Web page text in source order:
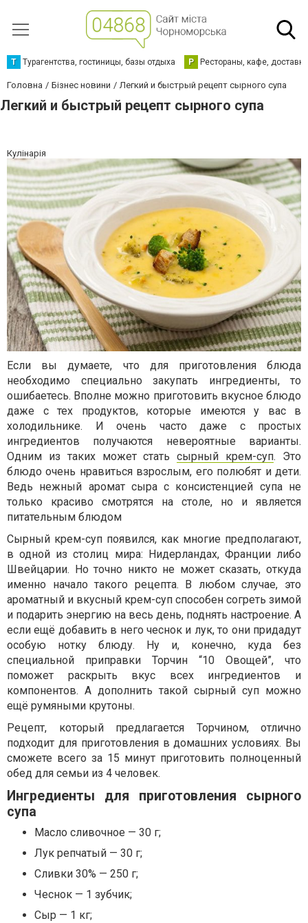
Т Турагентства, гостиницы, базы отдыха Р Рестораны, кафе,
Головна Бізнес новини Легкий и быстрый рецепт сырного супа
Легкий и быстрый рецепт сырного супа
Кулінарія
Если вы думаете, что для приготовления блюда
необходимо специально закупать ингредиенты, то
ошибаетесь. Вполне можно приготовить вкусное блюдо
даже с тех продуктов, которые имеются у вас в
холодильнике. И очень часто даже с простых
ингредиентов получаются невероятные варианты.
Одним из таких может статьсырный крем-суп. Это
блюдо очень нравиться взрослым, его полюбят и дети.
Ведь нежный аромат сыра с консистенцией супа не
только красиво смотрятся на столе, но и является
питательным блюдом
Сырный крем-суп появился, как многие предполагают,
в одной из столиц мира: Нидерландах, Франции либо
Швейцарии. Но точно никто не может сказать, откуда
именно начало такого рецепта. В любом случае, это
ароматный и вкусный крем-суп способен согреть зимой
и подарить энергию на весь день, поднять настроение. А
если ещё добавить в него чеснок и лук, то они придадут
особую нотку блюду. Ну и, конечно, куда без
специальной приправки Торчин “10 Овощей”, что
поможет раскрыть вкус всех ингредиентов и
компонентов. А дополнить такой сырный суп можно
ещё румяными крутоны.
Рецепт, который предлагается Торчином, отлично
подходит для приготовления в домашних условиях. Вы
сможете всего за 15 минут приготовить полноценный
обед для семьи из 4 человек.
Ингредиенты для приготовления сырного
супа
Масло сливочное — 30 г;
Лук репчатый — 30 г;
Сливки 30% — 250 г;
Чеснок — 1 зубчик;
Сыр — 1 кг;